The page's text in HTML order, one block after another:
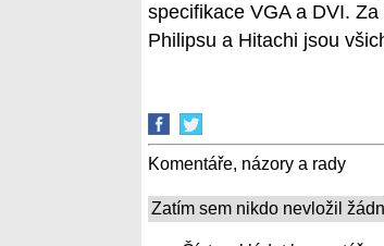
specifikace VGA a DVI.
Philipsu a Hitachi jsou
Komentáře, názory a rady
Zatím sem nikdo nevložil